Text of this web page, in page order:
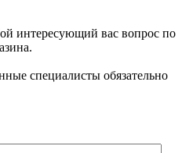
интересующий вас вопрос по
специалисты обязательно